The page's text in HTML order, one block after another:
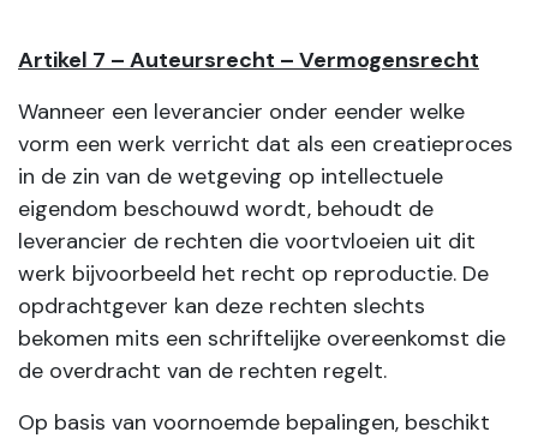
Artikel 7 – Auteursrecht – Vermogensrecht
Wanneer een leverancier onder eender welke
vorm een werk verricht dat als een creatieproces
in de zin van de wetgeving op intellectuele
eigendom beschouwd wordt, behoudt de
leverancier de rechten die voortvloeien uit dit
werk bijvoorbeeld het recht op reproductie. De
opdrachtgever kan deze rechten slechts
bekomen mits een schriftelijke overeenkomst die
de overdracht van de rechten regelt.
Op basis van voornoemde bepalingen, beschikt